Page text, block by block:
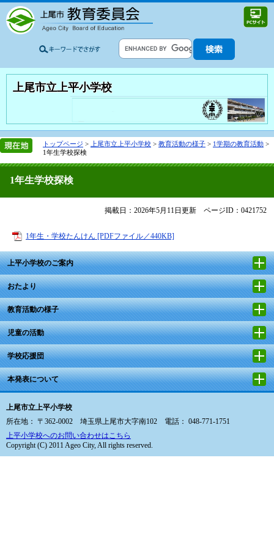
上尾市立上平小学校
トップページ > 上尾市立上平小学校 > 教育活動の様子 > 1学期の教育活動 >
1年生学校探検
1年生学校探検
掲載日：2026年5月11日更新 ページID：0421752
1年生・学校たんけん [PDFファイル／440KB]
上平小学校のご案内
おたより
教育活動の様子
児童の活動
学校応援団
本発表について
上尾市立上平小学校
所在地： 〒362-0002 埼玉県上尾市大字南102 電話： 048-771-1751
上平小学校へのお問い合わせはこちら
Copyright (C) 2011 Ageo City, All rights reserved.